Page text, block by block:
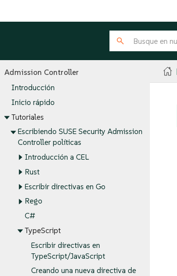
Admission Controller
Introducción
Inicio rápido
Tutoriales
Escribiendo SUSE Security Admission
Controller políticas
Introducción a CEL
Rust
Escribir directivas en Go
Rego
C#
TypeScript
Escribir directivas en
TypeScript/JavaScript
Creando una nueva directiva de